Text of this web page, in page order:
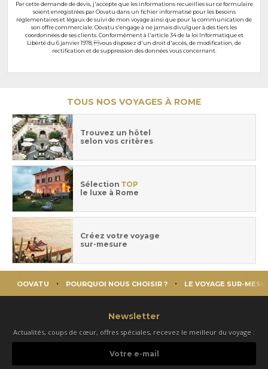
Par cette demande de devis, j'accepte que les informations recueillies sur ce formulaire
soient enregistrées par Oovatu dans un fichier informatisé pour les besoins
réglementaires et légaux de suivi de mon voyage ainsi que pour la communication de
son offre commerciale. Oovatu s'engage à ne jamais divulguer à des tiers les
coordonnées de ses clients. Conformément à l'article 34 de la loi Informatique et
Liberté du 6 janvier 1978, vous disposez d'un droit d'accès, de modification, de
rectification et de suppression des données vous concernant.
TOUS NOS VOYAGES À ROME
Trouvez un hôtel
selon vos critères
Sélection TOP
le luxe à Rome
Créez votre voyage
sur-mesure
OOVATU POURQUOI NOUS CHOISIR ? LE VOYAGE SUR-
Newsletter
Actualités, coups de cœur, offres spéciales, recevez le meilleur du voyage :
e-